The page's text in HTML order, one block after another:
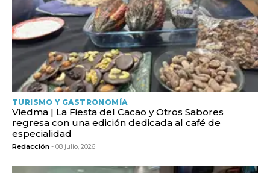
TURISMO Y GASTRONOMÍA
Viedma | La Fiesta del Cacao y Otros Sabores
regresa con una edición dedicada al café de
especialidad
Redacción - 08 julio, 2026